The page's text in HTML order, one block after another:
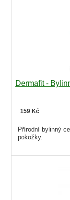
Dermafit -
159 Kč
Přírodní bylinný
pokožky.